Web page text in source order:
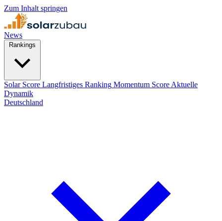
Zum Inhalt springen
News
Solar Score Langfristiges Ranking Momentum Score Aktuelle
Dynamik
Deutschland